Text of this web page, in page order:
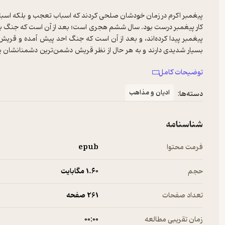
پیغمبر اکرم در زمان خودشان صلحی کردند که اسباب تعجب و بلکه
کار پیغمبر درست بود. سال ششم هجری است؛ بعد از آن است که جنگ
پیغمبر پیدا کرده‌اند، و بعد از آن است که جنگ احد پیش آمده و قریش
بسیار شدیدی دارند و به هر حال از نظر قریش دشمن‌ترین
دشمنهای خونی در غیر ماه حرام اگر به یکدیگر می‌رسیدند البته همدیگر
نداشت. اعلام کرد و با هفتصد نفر (و به قول دیگر با هزار و چهارصد
قربانی قرار می‌دادند، مثلاً روی شانه قربانی کفش می‌انداختند ـ که
حاجی هستیم نه افراد جنگی. زیّ آنها زیّ حجاج بود.
توضیحات کامل
دسته‌ها:
ادیان و مذاهب
شناسنامه
فرمت محتوا epub
حجم 1.۶۰ مگابایت
تعداد صفحات 261 صفحه
زمان تقریبی مطالعه ۰۰:۰۰